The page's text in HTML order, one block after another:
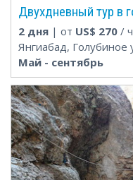
Двухдневный тур в
2 дня | от US$ 270 /
Янгиабад,
Май - cентябрь